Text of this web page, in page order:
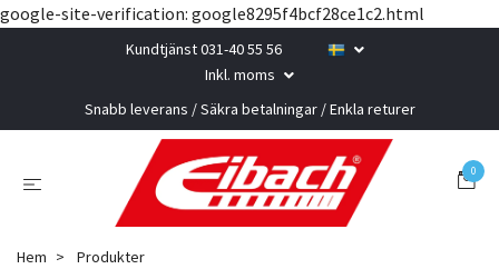
google-site-verification: google8295f4bcf28ce1c2.html
Kundtjänst 031-40 55 56
Inkl. moms
Snabb leverans / Säkra betalningar / Enkla returer
0
Hem
Produkter